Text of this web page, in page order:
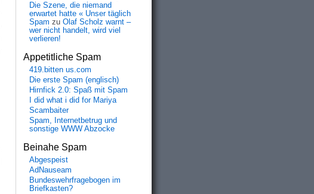
Die Szene, die niemand
erwartet hatte « Unser täglich
Spam zu Olaf Scholz warnt –
wer nicht handelt, wird viel
verlieren!
Appetitliche Spam
419.bitten us.com
Die erste Spam (englisch)
Hirnfick 2.0: Spaß mit Spam
I did what i did for Mariya
Scambaiter
Spam, Internetbetrug und
sonstige WWW Abzocke
Beinahe Spam
Abgespeist
AdNauseam
Bundeswehrfragebogen im
Briefkasten?